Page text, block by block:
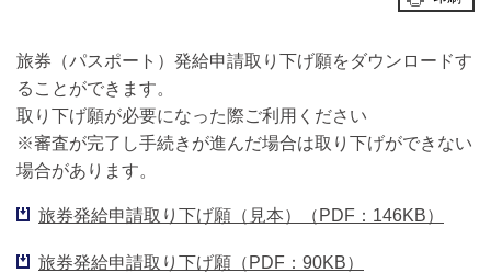
旅券（パスポート）発給申請取り下げ願をダウンロードす
ることができます。
取り下げ願が必要になった際ご利用ください
※審査が完了し手続きが進んだ場合は取り下げができない
場合があります。
旅券発給申請取り下げ願（見本）（PDF：146KB）
旅券発給申請取り下げ願（PDF：90KB）